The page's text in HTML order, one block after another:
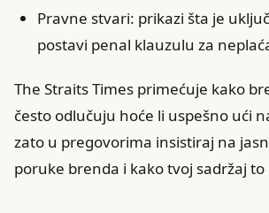
Pravne stvari: prikazi šta je
postavi penal klauzulu za
The Straits Times primećuje kako
često odlučuju hoće li uspešno ući
zato u pregovorima insistiraj na
poruke brenda i kako tvoj sadržaj to